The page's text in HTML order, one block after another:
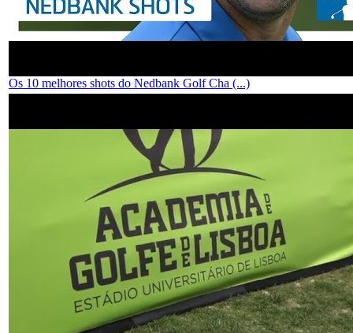
Os 10 melhores shots do Nedbank Golf Cha (...)